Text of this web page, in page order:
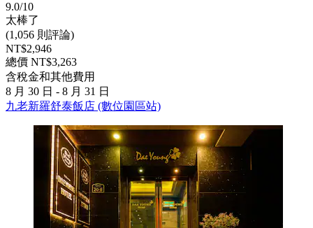
9.0/10
太棒了
(1,056 則評論)
NT$2,946
總價 NT$3,263
含稅金和其他費用
8 月 30 日 - 8 月 31 日
九老新羅舒泰飯店 (數位園區站)